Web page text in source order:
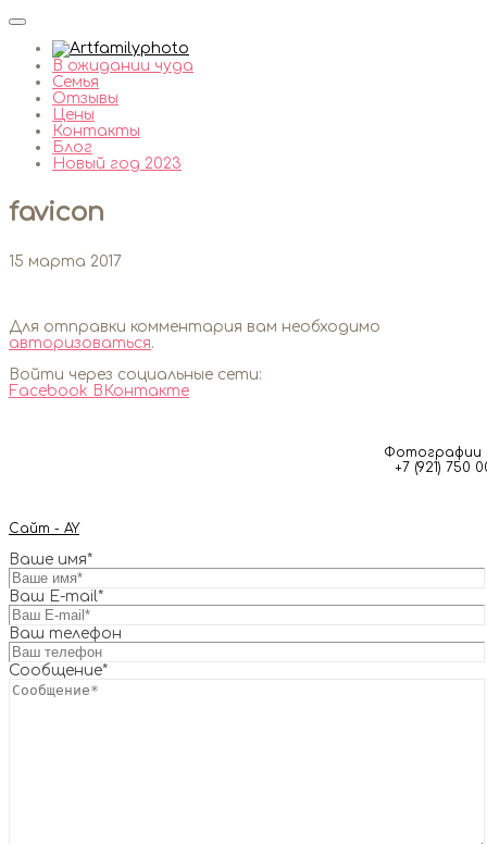
В ожидании чуда
Семья
Отзывы
Цены
Контакты
Блог
Новый год 2023
favicon
15 марта 2017
Для отправки комментария вам необходимо
авторизоваться.
Войти через социальные сети:
Facebook ВКонтакте
Фотографии
+7 (921) 750
Сайт - AY
Ваше имя*
Ваш E-mail*
Ваш телефон
Сообщение*